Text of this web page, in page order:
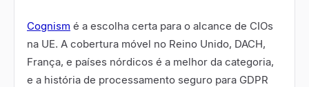
Cognism é a escolha certa para o alcance de CIOs
na UE. A cobertura móvel no Reino Unido, DACH,
França, e países nórdicos é a melhor da categoria,
e a história de processamento seguro para GDPR